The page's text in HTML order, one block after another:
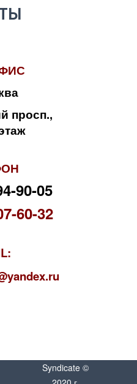
просп.,
90-05
60-32
Syndicate ©